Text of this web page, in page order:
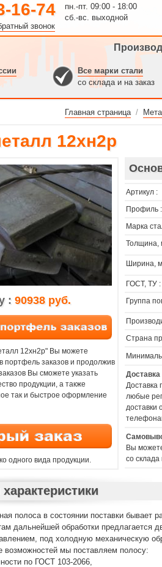
16-74
звонок
пн.-пт. 09:00 - 18:00
сб.-вс. выходной
Все марки стали
со склада и на заказ
Главная страница /
12хн2р
: 90938 руб.
12хн2р" Вы можете
портфель заказов и продолжив
Вы сможете указать
продукции, а также
так и быстрое оформление
одного вида продукции.
Артикул :
Профиль :
Марка
Толщина,
Ширина,
ГОСТ, ТУ :
Группа
Страна
Доставка
Доставка
любые
доставки
Вы
со
полоса в состоянии поставки
дальнейшей обработки предлагается
под холодную механическую
возможностей мы поставляем полосу:
по ГОСТ 103-2066,